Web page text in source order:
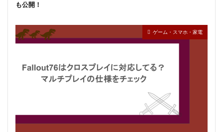
も公開！
ゲーム・スマホ・家電